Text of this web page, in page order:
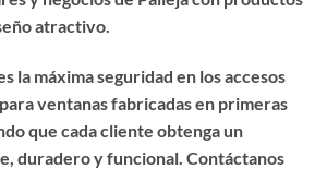
atractivo.
la máxima seguridad en los accesos
ventanas fabricadas en primeras
que cada cliente obtenga un
duradero y funcional. Contáctanos